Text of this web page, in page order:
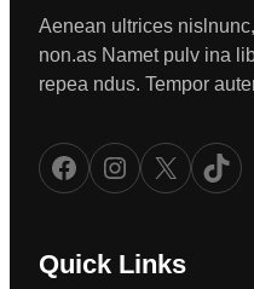
Aenean ultrices
non.as Namet pulv ina
repea ndus. Tempor
Facebook Instagram X TikTok
Quick Links